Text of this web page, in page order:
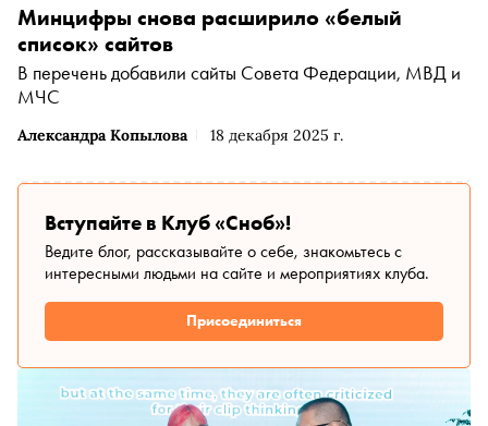
Александра Копылова 18 декабря 2025 г.
Минцифры снова расширило «белый
список» сайтов
В перечень добавили сайты Совета Федерации, МВД и
МЧС
Вступайте в Клуб «Сноб»!
Ведите блог, рассказывайте о себе, знакомьтесь с
интересными людьми на сайте и мероприятиях клуба.
Присоединиться